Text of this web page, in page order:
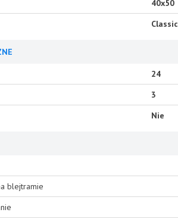
40x50
Classic
24
3
Nie
blejtramie